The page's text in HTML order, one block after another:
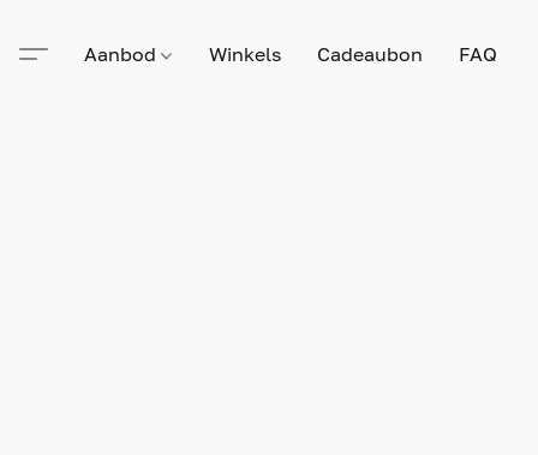
Aanbod Winkels Cadeaubon FAQ